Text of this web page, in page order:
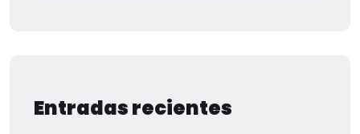
Entradas recientes